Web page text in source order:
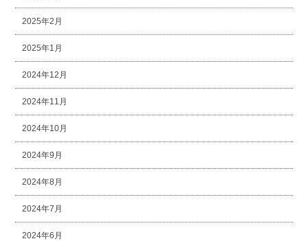
2025年2月
2025年1月
2024年12月
2024年11月
2024年10月
2024年9月
2024年8月
2024年7月
2024年6月